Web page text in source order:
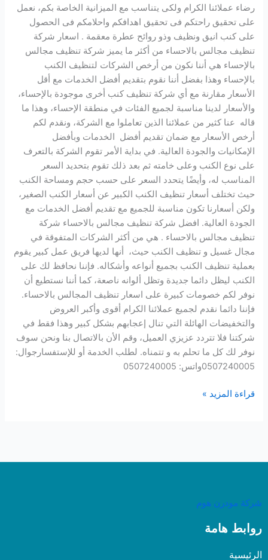
رضاء عملائنا الكرام ولكى يتناسب مع الميزانية الخاصة بكم، نعمل
على تحقيق راحتكم فى تحقيق اهدافكم واحلامكم فى الحصول
على كنب انيق ونظيف وذو روائح عطرة معقمة . اسعار شركة
تنظيف مجالس بالاحساء من أكثر ما يميز شركة تنظيف مجالس
بالإحساء هي أننا نكون من أرخص الشركات لتنظيف الكنب
بالإحساء وهذا بفضل أننا نقوم بتقديم أفضل الخدمات مع أقل
الأسعار مقارنة مع أي شركة تنظيف كنب أخرى موجودة بالإحساء،
والأسعار لدينا مناسبة لجميع الفئات في منطقة الإحساء، وهذا ما
قاله عنا كثير من عملائنا الذين تعاملوا مع الشركة، ونقدم لكم
أرخص الأسعار مع ضمان تقديم أفضل الخدمات وبأفضل
الإمكانيات والجودة العالية. في بداية الأمر تقوم الشركة بالتعرف
على نوع الكنب وعلى خامته ثم بعد ذلك تقوم بتحديد السعر
المناسب له، وأيضًا يتحدد السعر على حسب حجم ومساحة الكنب
حيث تختلف أسعار تنظيف الكنب الكبير عن أسعار الكنب الصغير،
ولكن أسعارنا تكون مناسبة للجميع مع تقديم أفضل الخدمات مع
الجودة العالية. افضل شركة تنظيف مجالس بالاحساء شركة
تنظيف مجالس بالاحساء . هي من أكثر الشركات المتفوقة في
مجال غسيل و تنظيف الكنب حيث، أنها لديها فريق عمل كبير يقوم
بعملية تنظيف الكنب بجميع أنواعه وأشكاله. فإننا نحافظ لك على
الكنب ليظل دائما جديدة وتظل ألوانه ناصعة، كما أننا نستطيع أن
نوفر لكم خصومات كبيرة على اسعار تنظيف المجالس بالاحساء.
فإننا دائما نقدم لجميع عملائنا الكرام أقوى وأكبر العروض
والتخفيضات الهائلة التي تنال إعجابهم بشكل كبير وهذا فقط في
شركتنا فلا تتردد عزيزي العميل، وقم الأن بالاتصال بنا ونحن سوف
نوفر لك كل ما تحلم به و تتمناه. لطلب الخدمة أو للإستفسارجوال:
0507240005واتس: 0507240005
قراءة المزيد »
شركة مودرن هوم
روابط هامة
الرئيسية